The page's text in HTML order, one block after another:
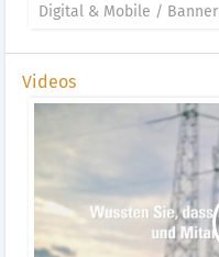
Digital & Mobile / Banner
Videos